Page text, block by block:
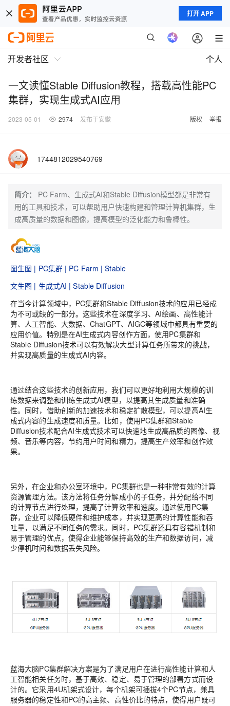
打开 APP
开发者社区 个人
一文读懂Stable Diffusion教程，搭载高性能PC
集群，实现生成式AI应用
2023-05-01 2974 发布于安徽 版权 举报
1744812029540769
简介：
PC Farm、生成式AI和Stable Diffusion模型都是非常有
用的工具和技术，可以帮助用户快速构建和管理计算机集群，生
成高质量的数据和图像，提高模型的泛化能力和鲁棒性。
图生图 | PC集群 | PC Farm | Stable
文生图 | 生成式AI | Stable Diffusion
在当今计算领域中，PC集群和Stable Diffusion技术的应用已经成
为不可或缺的一部分。这些技术在深度学习、AI绘画、高性能计
算、人工智能、大数据、ChatGPT、AIGC等领域中都具有重要的
应用价值。特别是在AI生成式内容创作方面，使用PC集群和
Stable Diffusion技术可以有效解决大型计算任务所带来的挑战，
并实现高质量的生成式AI内容。
通过结合这些技术的创新应用，我们可以更好地利用大规模的训
练数据来调整和训练生成式AI模型，以提高其生成质量和准确
性。同时，借助创新的加速技术和稳定扩散模型，可以提高AI生
成式内容的生成速度和质量。比如，使用PC集群和Stable
Diffusion技术配合AI生成式技术可以快速地生成高品质的图像、视
频、音乐等内容，节约用户时间和精力，提高生产效率和创作效
果。
另外，在企业和办公室环境中，PC集群也是一种非常有效的计算
资源管理方法。该方法将任务分解成小的子任务，并分配给不同
的计算节点进行处理，提高了计算效率和速度。通过使用PC集
群，企业可以降低硬件和维护成本，并实现更高的计算性能和吞
吐量，以满足不同任务的需求。同时，PC集群还具有容错机制和
易于管理的优点，使得企业能够保持高效的生产和数据访问，减
少停机时间和数据丢失风险。
蓝海大脑PC集群解决方案是为了满足用户在进行高性能计算和人
工智能相关任务时，基于高效、稳定、易于管理的部署方式而设
计的。它采用4U机架式设计，每个机架可插拔4个PC节点，兼具
服务器的稳定性和PC的高主频、高性价比的特点，使得用户既可